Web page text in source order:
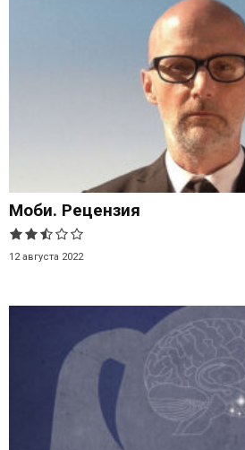
Моби. Рецензия
12 августа 2022